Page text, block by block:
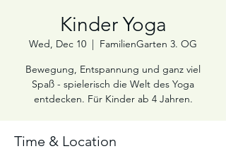
Kinder Yoga
Wed, Dec 10
  |
FamilienGarten 3. OG
Bewegung, Entspannung und ganz viel
Spaß - spielerisch die Welt des Yoga
entdecken. Für Kinder ab 4 Jahren.
Time & Location